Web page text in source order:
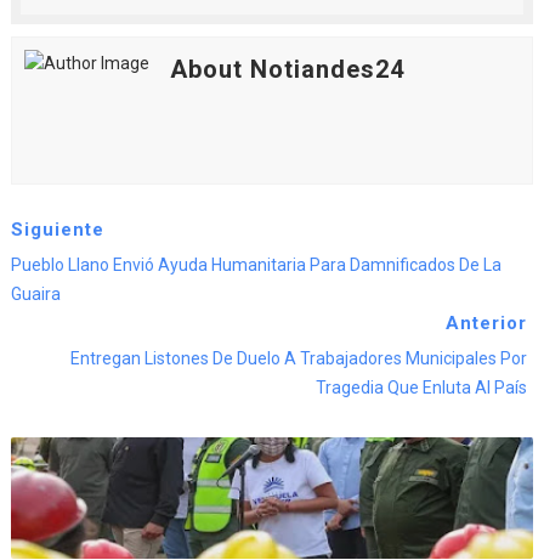
About Notiandes24
Siguiente
Pueblo Llano Envió Ayuda Humanitaria Para Damnificados De La
Guaira
Anterior
Entregan Listones De Duelo A Trabajadores Municipales Por
Tragedia Que Enluta Al País